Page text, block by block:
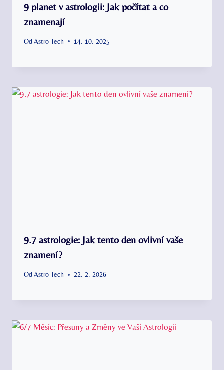
9 planet v astrologii: Jak počítat a co
znamenají
Od Astro Tech 14. 10. 2025
9.7 astrologie: Jak tento den ovlivní vaše
znamení?
Od Astro Tech 22. 2. 2026